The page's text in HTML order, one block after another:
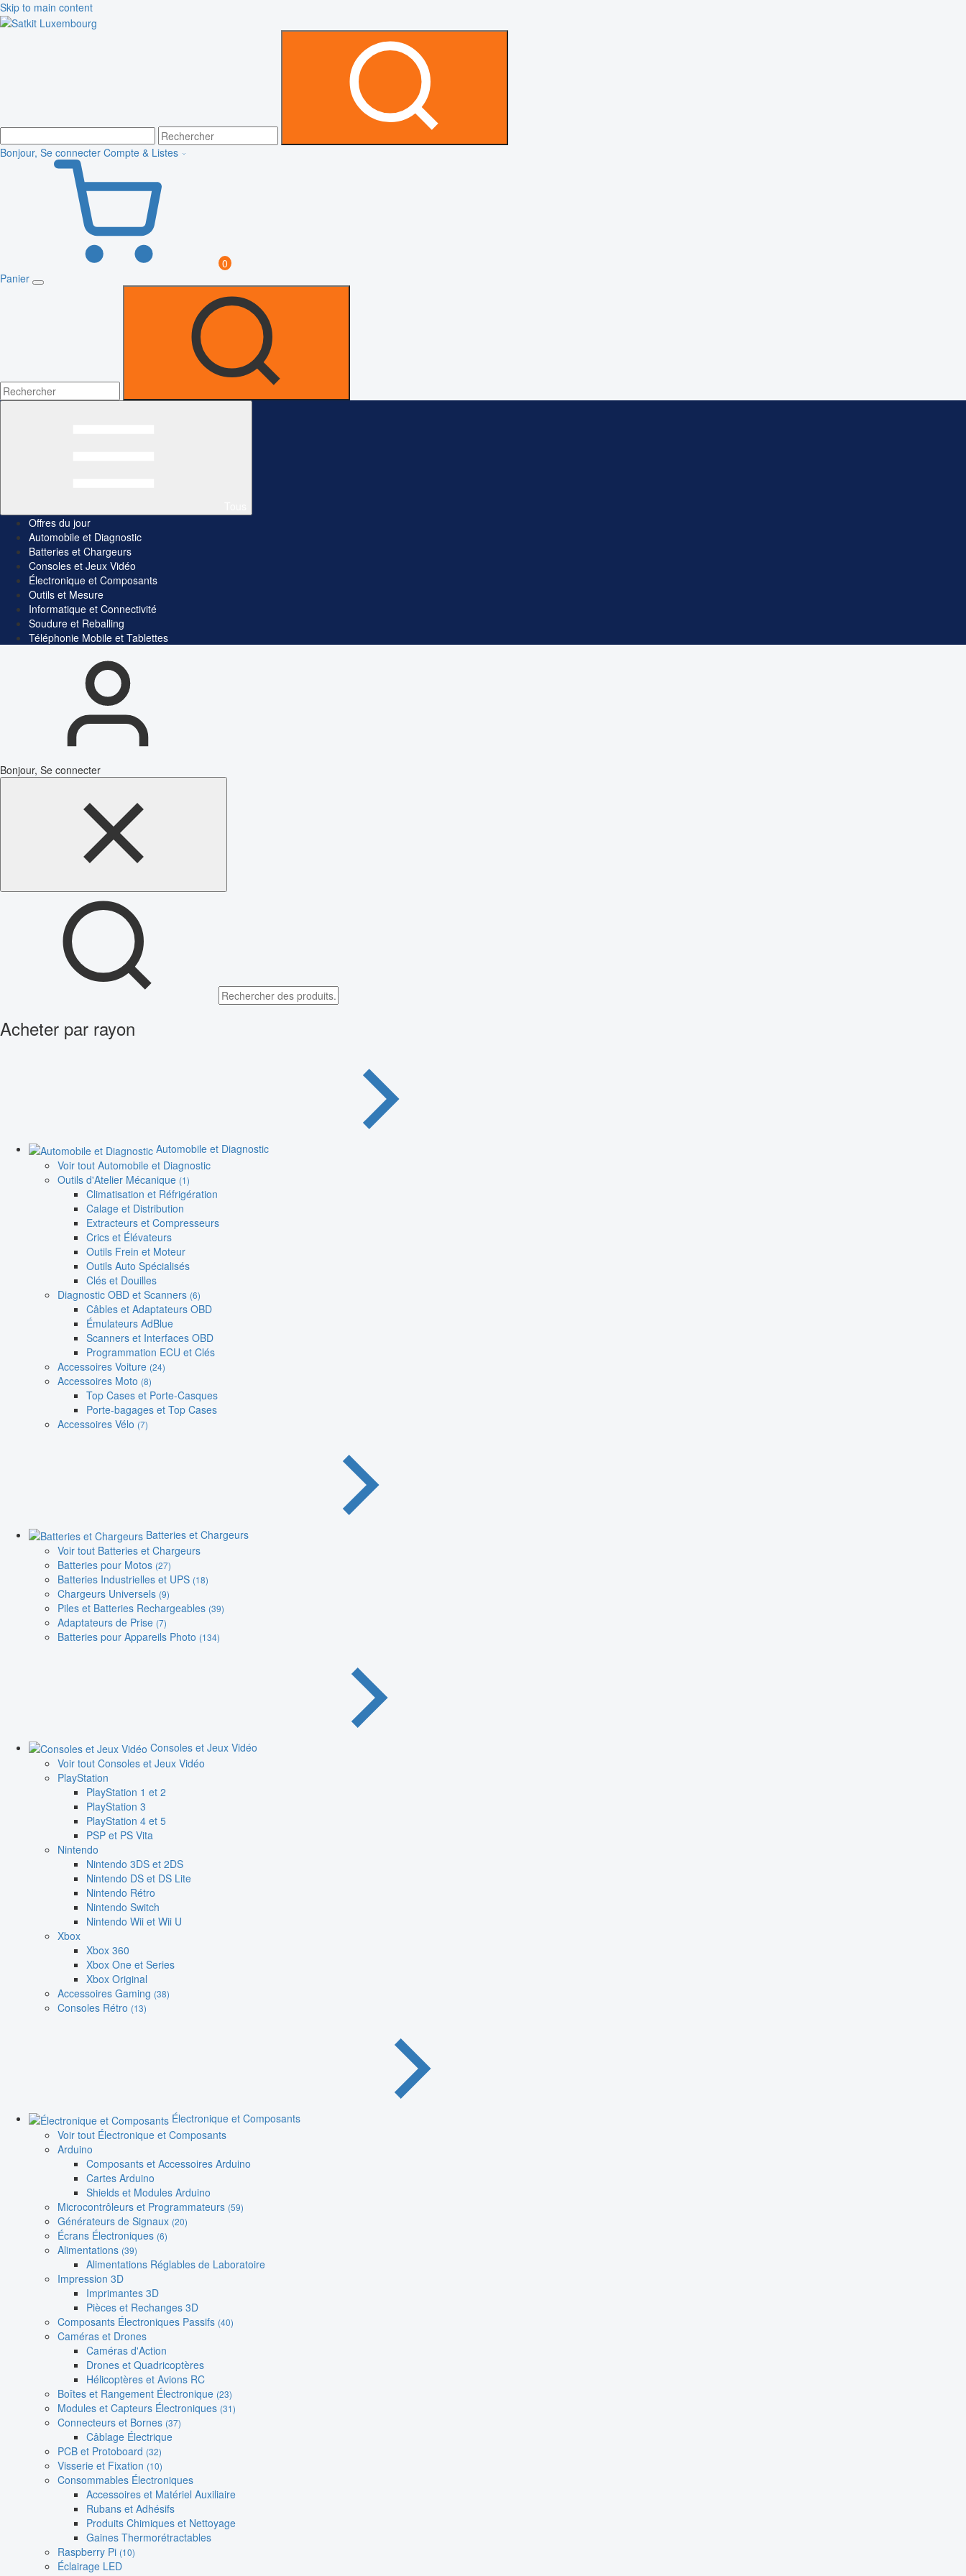
Skip to main content
Bonjour, Se connecter Compte & Listes
0
Panier
Offres du jour
Automobile et Diagnostic
Batteries et Chargeurs
Consoles et Jeux Vidéo
Électronique et Composants
Outils et Mesure
Informatique et Connectivité
Soudure et Reballing
Téléphonie Mobile et Tablettes
Bonjour, Se connecter
Acheter par rayon
Automobile et Diagnostic
Voir tout Automobile et Diagnostic
Outils d'Atelier Mécanique (1)
Climatisation et Réfrigération
Calage et Distribution
Extracteurs et Compresseurs
Crics et Élévateurs
Outils Frein et Moteur
Outils Auto Spécialisés
Clés et Douilles
Diagnostic OBD et Scanners (6)
Câbles et Adaptateurs OBD
Émulateurs AdBlue
Scanners et Interfaces OBD
Programmation ECU et Clés
Accessoires Voiture (24)
Accessoires Moto (8)
Top Cases et Porte-Casques
Porte-bagages et Top Cases
Accessoires Vélo (7)
Batteries et Chargeurs
Voir tout Batteries et Chargeurs
Batteries pour Motos (27)
Batteries Industrielles et UPS (18)
Chargeurs Universels (9)
Piles et Batteries Rechargeables (39)
Adaptateurs de Prise (7)
Batteries pour Appareils Photo (134)
Consoles et Jeux Vidéo
Voir tout Consoles et Jeux Vidéo
PlayStation
PlayStation 1 et 2
PlayStation 3
PlayStation 4 et 5
PSP et PS Vita
Nintendo
Nintendo 3DS et 2DS
Nintendo DS et DS Lite
Nintendo Rétro
Nintendo Switch
Nintendo Wii et Wii U
Xbox
Xbox 360
Xbox One et Series
Xbox Original
Accessoires Gaming (38)
Consoles Rétro (13)
Électronique et Composants
Voir tout Électronique et Composants
Arduino
Composants et Accessoires Arduino
Cartes Arduino
Shields et Modules Arduino
Microcontrôleurs et Programmateurs (59)
Générateurs de Signaux (20)
Écrans Électroniques (6)
Alimentations (39)
Alimentations Réglables de Laboratoire
Impression 3D
Imprimantes 3D
Pièces et Rechanges 3D
Composants Électroniques Passifs (40)
Caméras et Drones
Caméras d'Action
Drones et Quadricoptères
Hélicoptères et Avions RC
Boîtes et Rangement Électronique (23)
Modules et Capteurs Électroniques (31)
Connecteurs et Bornes (37)
Câblage Électrique
PCB et Protoboard (32)
Visserie et Fixation (10)
Consommables Électroniques
Accessoires et Matériel Auxiliaire
Rubans et Adhésifs
Produits Chimiques et Nettoyage
Gaines Thermorétractables
Raspberry Pi (10)
Éclairage LED